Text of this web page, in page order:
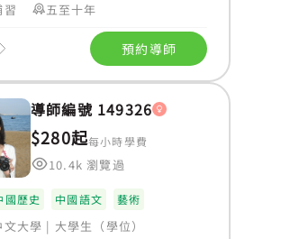
習
五至十年
預約導師
導師編號 149326
$280起每小時學費
10.4k 瀏覽過
國歷史 中國語文 藝術
大學 | 大學生（學位）